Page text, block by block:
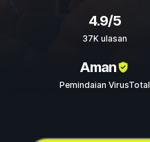
4.9/5
37K ulasan
Aman
Pemindaian VirusTotal